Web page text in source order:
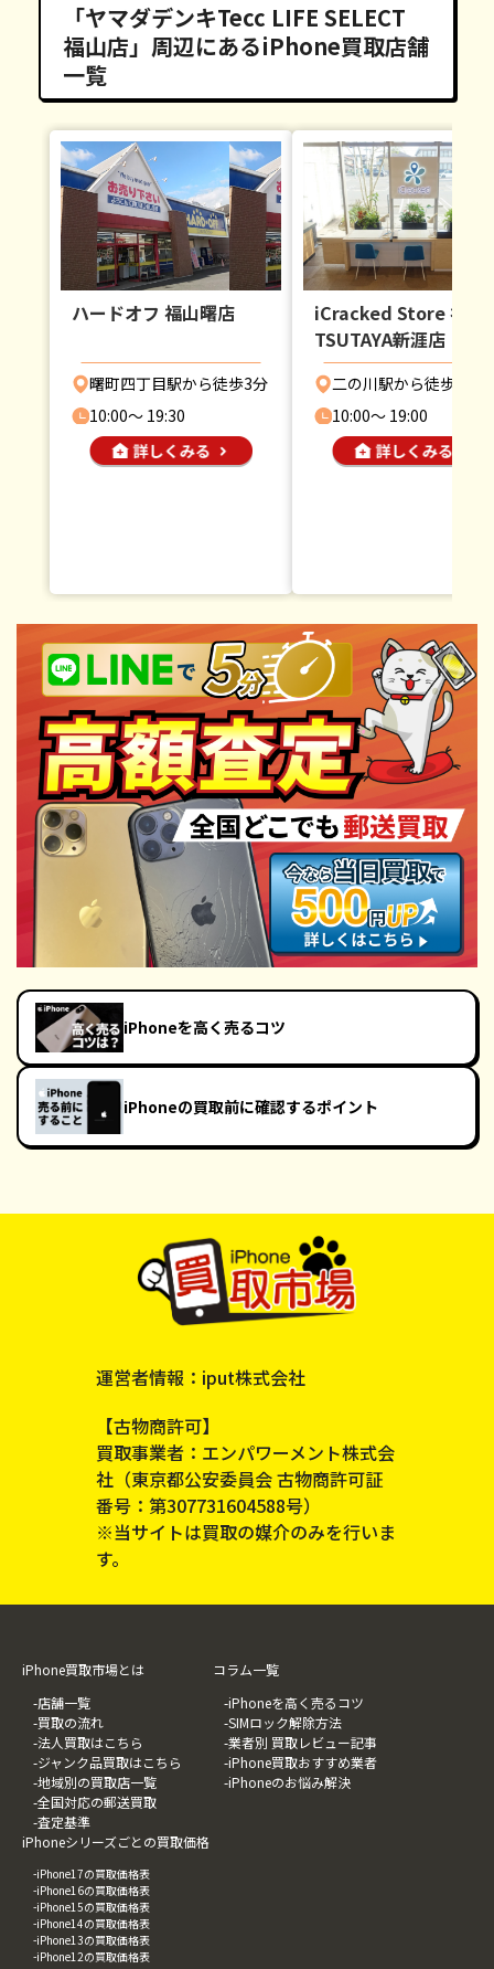
「ヤマダデンキTecc LIFE SELECT
福山店」周辺にあるiPhone買取店舗
一覧
ハードオフ 福山曙店
曙町四丁目駅から徒歩3分
10:00〜 19:30
iCracked Store 福山
TSUTAYA新涯店
二の川駅から徒歩2分
10:00〜 19:00
iPhoneを高く売るコツ
iPhoneの買取前に確認するポイント
iPhone買取市場とは
-店舗一覧
-買取の流れ
-法人買取はこちら
-ジャンク品買取はこちら
-地域別の買取店一覧
-全国対応の郵送買取
-査定基準
コラム一覧
-iPhoneを高く売るコツ
-SIMロック解除方法
-業者別 買取レビュー記事
-iPhone買取おすすめ業者
-iPhoneのお悩み解決
iPhoneシリーズごとの買取価格
-iPhone17の買取価格表
-iPhone16の買取価格表
-iPhone15の買取価格表
-iPhone14の買取価格表
-iPhone13の買取価格表
-iPhone12の買取価格表
運営者情報：iput株式会社
【古物商許可】
買取事業者：エンパワーメント株式会
社（東京都公安委員会 古物商許可証
番号：第307731604588号）
※当サイトは買取の媒介のみを行いま
す。